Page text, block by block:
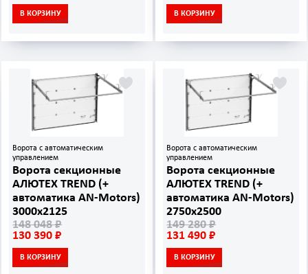
В КОРЗИНУ В КОРЗИНУ
Ворота с автоматическим
управлением
Ворота секционные
АЛЮТЕХ TREND (+
автоматика AN‑Motors)
3000х2125
148 048 ₽
130 390 ₽
В КОРЗИНУ
Ворота с автоматическим
управлением
Ворота секционные
АЛЮТЕХ TREND (+
автоматика AN‑Motors)
2750х2500
149 280 ₽
131 490 ₽
В КОРЗИНУ